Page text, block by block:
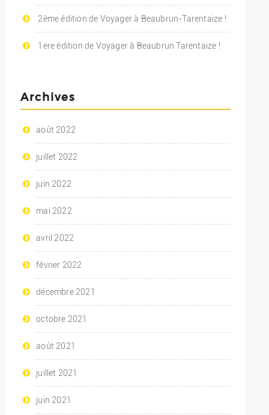
2ème édition de Voyager à Beaubrun-Tarentaize !
1ere édition de Voyager à Beaubrun Tarentaize !
Archives
août 2022
juillet 2022
juin 2022
mai 2022
avril 2022
février 2022
décembre 2021
octobre 2021
août 2021
juillet 2021
juin 2021